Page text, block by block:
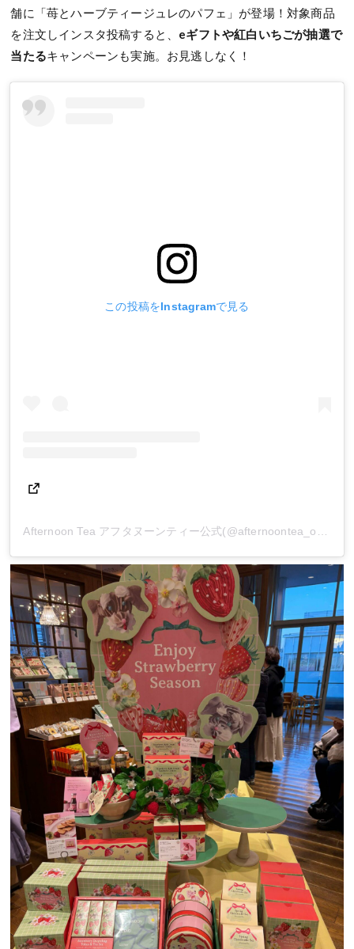
舗に「苺とハーブティージュレのパフェ」が登場！対象商品
を注文しインスタ投稿すると、 eギフトや紅白いちごが抽選で
当たるキャンペーンも実施。お見逃しなく！
この投稿をInstagramで見る